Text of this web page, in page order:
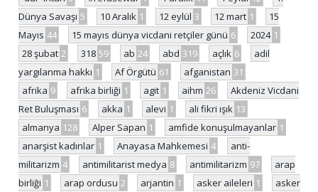
Dünya Savaşı 5 10 Aralık 1 12 eylül 3 12 mart 1
15
Mayıs 44 15 mayıs dünya vicdani retçiler günü 6 2024 1
28 şubat 2 318 59 ab 24 abd 319 açlık 6
adil
yargılanma hakkı 1 Af Örgütü 61 afganistan 31
afrika 9 afrika birliği 1 agit 1 aihm 26
Akdeniz Vicdani
Ret Buluşması 6 akka 1 alevi 1 ali fikri ışık 13
almanya 128 Alper Sapan 1 amfide konuşulmayanlar 1
anarşist kadınlar 1 Anayasa Mahkemesi 4
anti-
militarizm 4 antimilitarist medya 8 antimilitarizm 97
arap
birliği 1 arap ordusu 2 arjantin 1 asker aileleri 1
asker